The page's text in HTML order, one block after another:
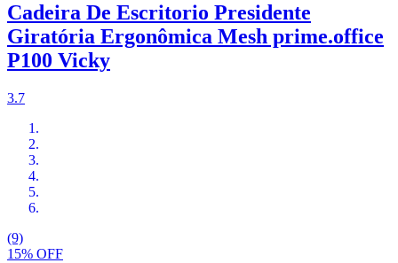
Cadeira De Escritorio Presidente
Giratória Ergonômica Mesh prime.office
P100 Vicky
3.7
(9)
15% OFF